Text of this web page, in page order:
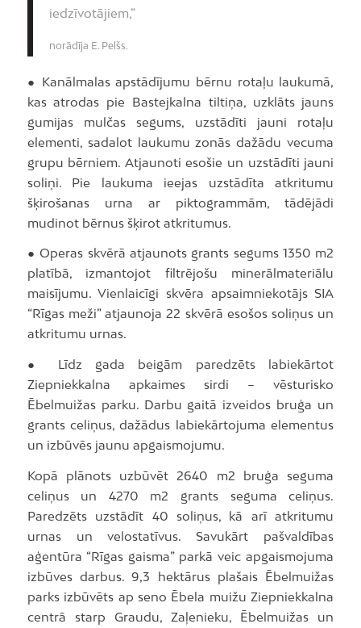
iedzīvotājiem,”
norādīja E. Pelšs.
● Kanālmalas apstādījumu bērnu rotaļu laukumā,
kas atrodas pie Bastejkalna tiltiņa, uzklāts jauns
gumijas mulčas segums, uzstādīti jauni rotaļu
elementi, sadalot laukumu zonās dažādu vecuma
grupu bērniem. Atjaunoti esošie un uzstādīti jauni
soliņi. Pie laukuma ieejas uzstādīta atkritumu
šķirošanas urna ar piktogrammām, tādējādi
mudinot bērnus šķirot atkritumus.
● Operas skvērā atjaunots grants segums 1350 m2
platībā, izmantojot filtrējošu minerālmateriālu
maisījumu. Vienlaicīgi skvēra apsaimniekotājs SIA
“Rīgas meži” atjaunoja 22 skvērā esošos soliņus un
atkritumu urnas.
● Līdz gada beigām paredzēts labiekārtot
Ziepniekkalna apkaimes sirdi – vēsturisko
Ēbelmuižas parku. Darbu gaitā izveidos bruģa un
grants celiņus, dažādus labiekārtojuma elementus
un izbūvēs jaunu apgaismojumu.
Kopā plānots uzbūvēt 2640 m2 bruģa seguma
celiņus un 4270 m2 grants seguma celiņus.
Paredzēts uzstādīt 40 soliņus, kā arī atkritumu
urnas un velostatīvus. Savukārt pašvaldības
aģentūra “Rīgas gaisma” parkā veic apgaismojuma
izbūves darbus. 9,3 hektārus plašais Ēbelmuižas
parks izbūvēts ap seno Ēbela muižu Ziepniekkalna
centrā starp Graudu, Zaļenieku, Ēbelmuižas un